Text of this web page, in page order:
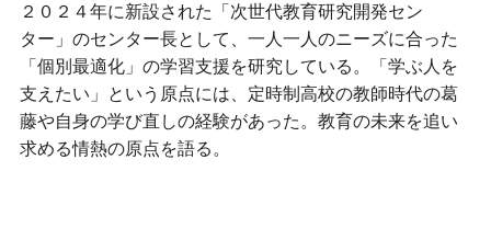
２０２４年に新設された「次世代教育研究開発セン
ター」のセンター長として、一人一人のニーズに合った
「個別最適化」の学習支援を研究している。「学ぶ人を
支えたい」という原点には、定時制高校の教師時代の葛
藤や自身の学び直しの経験があった。教育の未来を追い
求める情熱の原点を語る。